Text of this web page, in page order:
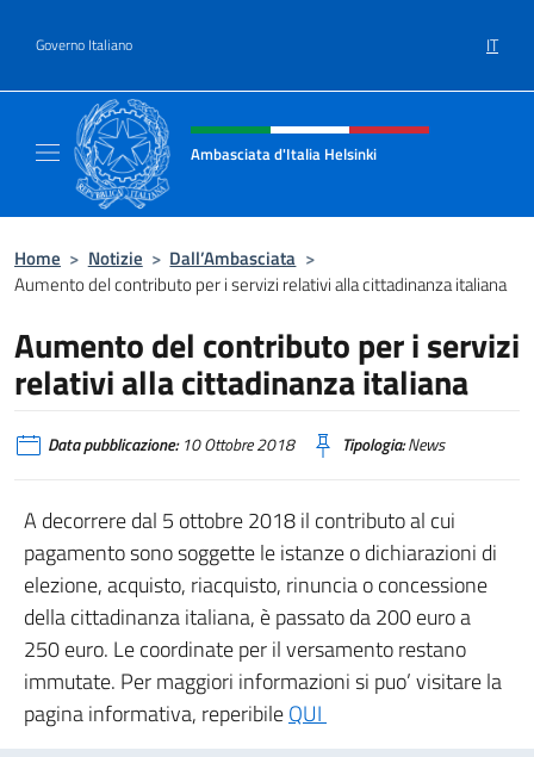
Governo Italiano IT
Intestazione sito, social e menù
Ambasciata d'Italia Helsinki
Home > Notizie > Dall’Ambasciata >
Aumento del contributo per i servizi relativi alla cittadinanza italiana
Aumento del contributo per i servizi
relativi alla cittadinanza italiana
Data pubblicazione:10 Ottobre 2018 Tipologia:News
A decorrere dal 5 ottobre 2018 il contributo al cui
pagamento sono soggette le istanze o dichiarazioni di
elezione, acquisto, riacquisto, rinuncia o concessione
della cittadinanza italiana, è passato da 200 euro a
250 euro. Le coordinate per il versamento restano
immutate. Per maggiori informazioni si puo’ visitare la
pagina informativa, reperibileQUI